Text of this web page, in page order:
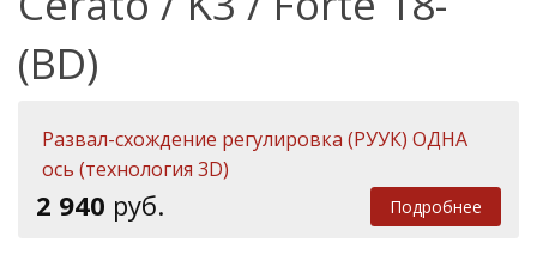
(BD)
Развал-схождение регулировка (РУУК) ОДНА
ось (технология 3D)
2 940 руб. Подробнее